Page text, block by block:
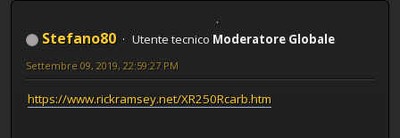
Stefano80 Utente tecnico Moderatore Globale
Settembre 09, 2019, 22:59:27 PM
https://www.rickramsey.net/XR250Rcarb.htm